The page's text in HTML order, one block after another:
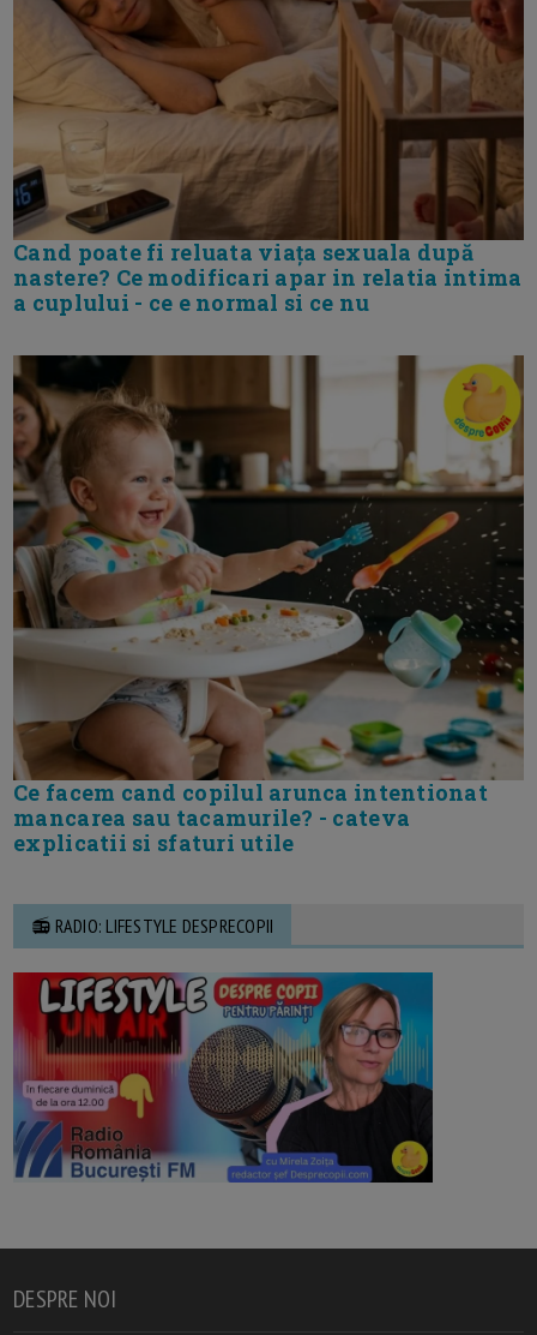
Cand poate fi reluata viața sexuala după
nastere? Ce modificari apar in relatia intima
a cuplului - ce e normal si ce nu
Ce facem cand copilul arunca intentionat
mancarea sau tacamurile? - cateva
explicatii si sfaturi utile
📻 RADIO: LIFESTYLE DESPRECOPII
DESPRE NOI